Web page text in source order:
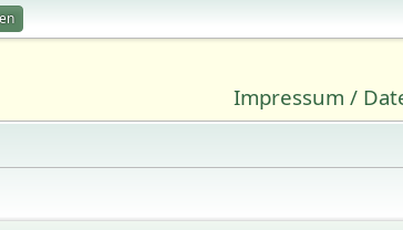
Impressum /